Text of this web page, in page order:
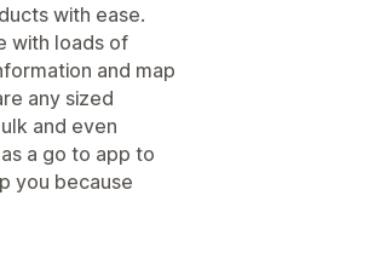
with ease.
with loads of
and map
any sized
and even
a go to app to
you because